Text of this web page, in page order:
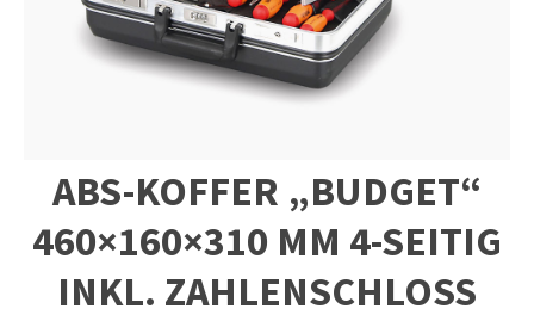
ABS-KOFFER „BUDGET“
460×160×310 MM 4-SEITIG
INKL. ZAHLENSCHLOSS